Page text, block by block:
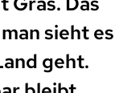
sieht es
geht.